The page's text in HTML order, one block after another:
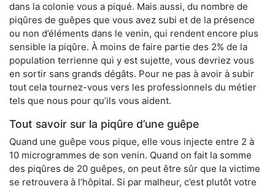
dans la colonie vous a piqué. Mais aussi, du nombre de
piqûres de guêpes que vous avez subi et de la présence
ou non d’éléments dans le venin, qui rendent encore plus
sensible la piqûre. À moins de faire partie des 2% de la
population terrienne qui y est sujette, vous devriez vous
en sortir sans grands dégâts. Pour ne pas à avoir à subir
tout cela tournez-vous vers les professionnels du métier
tels que nous pour qu’ils vous aident.
Tout savoir sur la piqûre d’une guêpe
Quand une guêpe vous pique, elle vous injecte entre 2 à
10 microgrammes de son venin. Quand on fait la somme
des piqûres de 20 guêpes, on peut être sûr que la victime
se retrouvera à l’hôpital. Si par malheur, c’est plutôt votre